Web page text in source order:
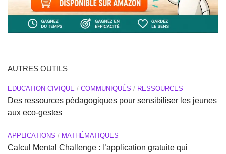
AUTRES OUTILS
EDUCATION CIVIQUE / COMMUNIQUÉS / RESSOURCES
Des ressources pédagogiques pour sensibiliser les jeunes
aux eco-gestes
APPLICATIONS / MATHÉMATIQUES
Calcul Mental Challenge : l’application gratuite qui